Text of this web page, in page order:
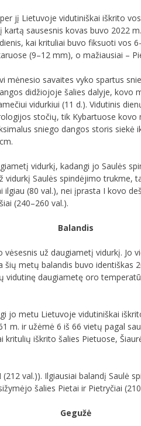
jį Lietuvoje vidutiniškai iškrito
sausesnis kovas buvo 2022
kai krituliai buvo fiksuoti
(9–12 mm), o mažiausiai –
mėnesio savaites vyko spartus
didžiojoje šalies dalyje, kovo
vidurkiui (11 d.). Vidutinis
stočių, tik Kybartuose
sniego dangos storis siekė
vidurkį, kadangi jo Saulės
vidurkį Saulės spindėjimo
(80 val.), nei įprasta I kovo
(240–260 val.).
Balandis
už daugiametį vidurkį. Jo
metų balandis buvo identiškas
vidutinę daugiametę oro
jo metu Lietuvoje vidutiniškai
m. ir užėmė 6 iš 66 vietų pagal
iškrito šalies Pietuose,
val.)). Ilgiausiai balandį Saulė
šalies Pietai ir Pietryčiai
Gegužė